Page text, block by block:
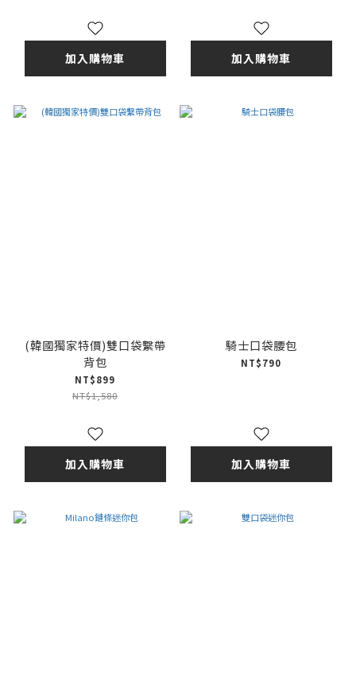
加入購物車 加入購物車
(韓國獨家特價)雙口袋繫帶
背包
NT$899
NT$1,580
加入購物車
騎士口袋腰包
NT$790
加入購物車